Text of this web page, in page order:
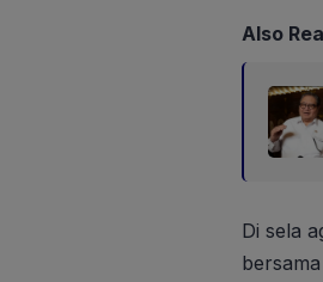
Also
Di sela